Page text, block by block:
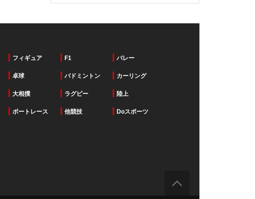
フィギュア F1 バレー
卓球 バドミントン カーリング
大相撲 ラグビー 陸上
ボートレース 他競技 Doスポーツ